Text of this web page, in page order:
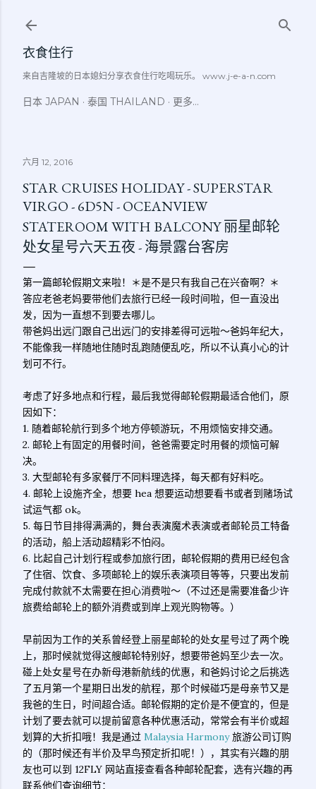
衣食住行
来自吉隆坡的日本媳妇分享衣食住行吃喝玩乐。 www.j-e-a-n.com
日本 JAPAN 泰国 THAILAND 更多…
六月 12, 2016
STAR CRUISES HOLIDAY - SUPERSTAR
VIRGO - 6D5N - OCEANVIEW
STATEROOM WITH BALCONY 丽星邮轮
处女星号六天五夜 - 海景露台客房
第一篇邮轮假期文来啦！＊是不是只有我自己在兴奋啊？＊
答应老爸老妈要带他们去旅行已经一段时间啦，但一直没出
发，因为一直想不到要去哪儿。
带爸妈出远门跟自己出远门的安排差得可远啦～爸妈年纪大，
不能像我一样随地住随时乱跑随便乱吃，所以不认真小心的计
划可不行。
考虑了好多地点和行程，最后我觉得邮轮假期最适合他们，原
因如下：
1. 随着邮轮航行到多个地方停顿游玩，不用烦恼安排交通。
2. 邮轮上有固定的用餐时间，爸爸需要定时用餐的烦恼可解
决。
3. 大型邮轮有多家餐厅不同料理选择，每天都有好料吃。
4. 邮轮上设施齐全，想要 hea 想要运动想要看书或者到赌场试
试运气都 ok。
5. 每日节目排得满满的，舞台表演魔术表演或者邮轮员工特备
的活动，船上活动超精彩不怕闷。
6. 比起自己计划行程或参加旅行团，邮轮假期的费用已经包含
了住宿、饮食、多项邮轮上的娱乐表演项目等等，只要出发前
完成付款就不太需要在担心消费啦～（不过还是需要准备少许
旅费给邮轮上的额外消费或到岸上观光购物等。）
早前因为工作的关系曾经登上丽星邮轮的处女星号过了两个晚
上，那时候就觉得这艘邮轮特别好，想要带爸妈至少去一次。
碰上处女星号在办新母港新航线的优惠，和爸妈讨论之后挑选
了五月第一个星期日出发的航程，那个时候碰巧是母亲节又是
我爸的生日，时间超合适。邮轮假期的定价是不便宜的，但是
计划了要去就可以提前留意各种优惠活动，常常会有半价或超
划算的大折扣哦！我是通过 Malaysia Harmony旅游公司订购
的（那时候还有半价及早鸟预定折扣呢！），其实有兴趣的朋
友也可以到 12FLY 网站直接查看各种邮轮配套，选有兴趣的再
联系他们查询细节：